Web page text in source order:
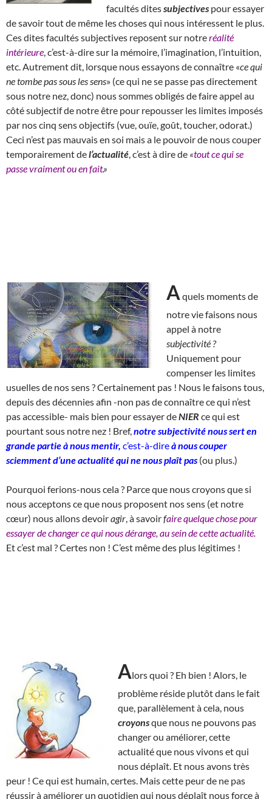
facultés ditessubjectives pour essayer
de savoir tout de même les choses qui nous intéressent le plus.
Ces dites facultés subjectives reposent sur notreréalité
intérieure , c’est-à-dire sur la mémoire, l’imagination, l’intuition,
etc. Autrement dit, lorsque nous essayons de connaître «ce qui
ne tombe pas sous les sens» (ce qui ne se passe pas directement
sous notre nez, donc) nous sommes obligés de faire appel au
côté subjectif de notre être pour repousser les limites imposés
par nos cinq sens objectifs (vue, ouïe, goût, toucher, odorat.)
Ceci n’est pas mauvais en soi mais a le pouvoir de nous couper
temporairement del’actualité , c’est à dire de «tout ce qui se
passe vraiment ou en fait.»
A quels moments de
notre vie faisons nous
appel à notre
subjectivité ?
Uniquement pour
compenser les limites
usuelles de nos sens ? Certainement pas ! Nous le faisons tous,
depuis des décennies afin -non pas de connaître ce qui n’est
pas accessible- mais bien pour essayer deNIER ce qui est
pourtant sous notre nez ! Bref, notre subjectivité nous sert en
grande partie à nous mentir, c’est-à-direà nous couper
sciemment d’une actualité qui ne nous plaît pas(ou plus.)
Pourquoi ferions-nous cela ? Parce que nous croyons que si
nous acceptons ce que nous proposent nos sens (et notre
cœur) nous allons devoiragir , à savoirfaire quelque chose pour
essayer de changer ce qui nous dérange, au sein de cette actualité.
Et c’est mal ? Certes non ! C’est même des plus légitimes !
Alors quoi ? Eh bien ! Alors, le
problème réside plutôt dans le fait
que, parallèlement à cela, nous
croyonsque nous ne pouvons pas
changer ou améliorer, cette
actualité que nous vivons et qui
nous déplaît. Et nous avons très
peur ! Ce qui est humain, certes. Mais cette peur de ne pas
réussir à améliorer un quotidien qui nous déplaît nous force à